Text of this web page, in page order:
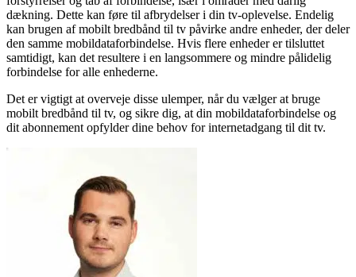
dækning. Dette kan føre til afbrydelser i din tv-oplevelse. Endelig
kan brugen af mobilt bredbånd til tv påvirke andre enheder, der deler
den samme mobildataforbindelse. Hvis flere enheder er tilsluttet
samtidigt, kan det resultere i en langsommere og mindre pålidelig
forbindelse for alle enhederne.
Det er vigtigt at overveje disse ulemper, når du vælger at bruge
mobilt bredbånd til tv, og sikre dig, at din mobildataforbindelse og
dit abonnement opfylder dine behov for internetadgang til dit tv.